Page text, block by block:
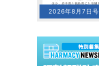
2026年8月7日号